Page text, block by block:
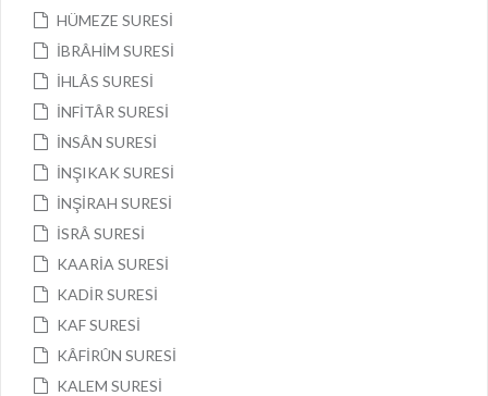
HÜMEZE SURESİ
İBRÂHİM SURESİ
İHLÂS SURESİ
İNFİTÂR SURESİ
İNSÂN SURESİ
İNŞIKAK SURESİ
İNŞİRAH SURESİ
İSRÂ SURESİ
KAARİA SURESİ
KADİR SURESİ
KAF SURESİ
KÂFİRÛN SURESİ
KALEM SURESİ